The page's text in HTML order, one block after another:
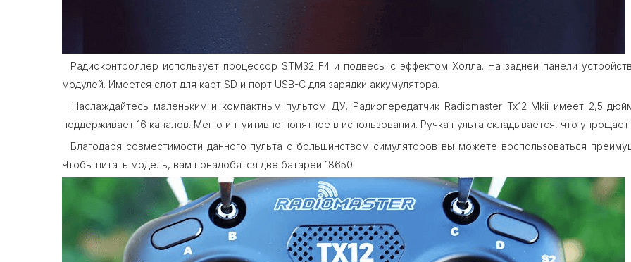
Радиоконтроллер использует процессор STM32 F4 и подвесы с эффектом Холла. На задней панели
модулей. Имеется слот для карт SD и порт USB-C для зарядки аккумулятора.
Наслаждайтесь маленьким и компактным пультом ДУ. Радиопередатчик Radiomaster Tx12 Mkii имеет 2,5-
поддерживает 16 каналов. Меню интуитивно понятное в использовании. Ручка пульта складывается, что
Благодаря совместимости данного пульта с большинством симуляторов вы можете воспользоваться
Чтобы питать модель, вам понадобятся две батареи 18650.